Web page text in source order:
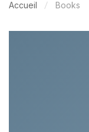
Accueil Books